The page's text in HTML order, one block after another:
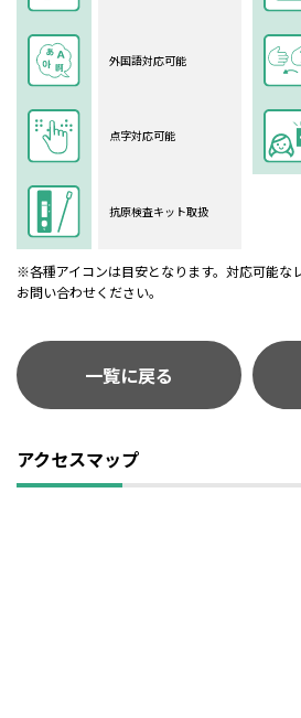
外国語対応可能
点字対応可能
抗原検査キット取扱
※各種アイコンは目安となります。対応可能な
お問い合わせください。
一覧に戻る
アクセスマップ